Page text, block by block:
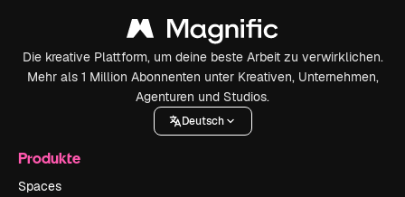
Die kreative Plattform, um deine beste Arbeit zu verwirklichen.
Mehr als 1 Million Abonnenten unter Kreativen, Unternehmen,
Agenturen und Studios.
Deutsch
Produkte
Spaces